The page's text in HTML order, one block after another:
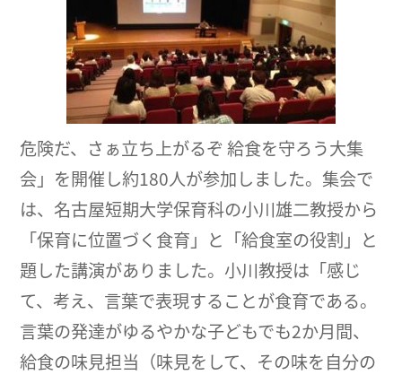
危険だ、さぁ立ち上がるぞ 給食を守ろう大集
会」を開催し約180人が参加しました。集会で
は、名古屋短期大学保育科の小川雄二教授から
「保育に位置づく食育」と「給食室の役割」と
題した講演がありました。小川教授は「感じ
て、考え、言葉で表現することが食育である。
言葉の発達がゆるやかな子どもでも2か月間、
給食の味見担当（味見をして、その味を自分の